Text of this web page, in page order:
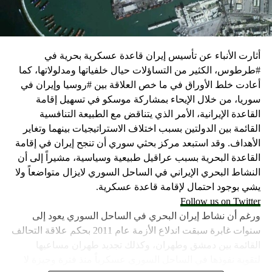
كما وقال بيان من مكتب نتنياهو إنه مصر على بقاء القوات
الإسرائيلية في محور فيلادلفيا “لمنع الإرهابيين من إعادة
التسلح”.
وفي هذا السياق، قال الكاتب والباحث السياسي الفلسطيني
جمال زقوت في حديث لـ”سكاي نيوز عربية”:
حماس ليست عقبة في المفاوضات وأي حديث من هذا
القبيل تجني على الموقف الفلسطيني.
المعضلة الأساسية هي أن نتنياهو يعرض المجتمع
الإسرائيلي والمنطقة للخطر.
حماس وافقت على الإطار الرئيسي الذي قدمه جو بايدن
وقالت إنها وافقت على تصورات يوليو.
حماس تدرك أن وقف إطلاق النار مصلحة لفلسطين
والمنطقة.
أثارت الأنباء عن تأسيس إيران قاعدة عسكرية بحرية في
#طرطوس، الكثير من التساؤلات حيال خلفياتها ومدلولاتها، كما
أعادت خلط الأوراق في ما خص العلاقة بين #روسيا وإيران في
سوريا، من خلال الإيحاء بمشاركة موسكو في تسهيل إقامة
القاعدة الإيرانية، الأمر الذي يتناقض مع الطبيعة التنافسية
القائمة بين الدولتين بسبب اختلاف الاستراتيجيات بينهما وتغاير
الأهداف. وقد استبعد مركز بحثي سوري أن تنجح إيران في إقامة
القاعدة البحرية بسبب عراقيل طبيعية وسياسية، مشيراً إلى أن
النشاط البحري الإيراني في الساحل السوري لايزال متواضعاً ولا
يشي بوجود احتمال لإقامة قاعدة عسكرية.
Follow us on Twitter
ورغم أن نشاط إيران البحري في الساحل السوري يعود إلى
سنوات غابرة سبقت اندلاع الأزمة عام 2011 بحكم علاقة التحالف